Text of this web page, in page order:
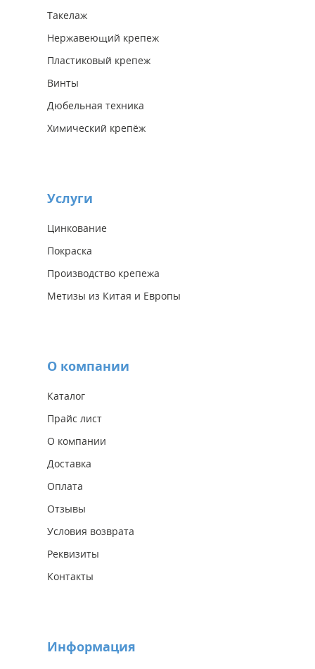
Такелаж
Нержавеющий крепеж
Пластиковый крепеж
Винты
Дюбельная техника
Химический крепёж
Услуги
Цинкование
Покраска
Производство крепежа
Метизы из Китая и Европы
О компании
Каталог
Прайс лист
О компании
Доставка
Оплата
Отзывы
Условия возврата
Реквизиты
Контакты
Информация